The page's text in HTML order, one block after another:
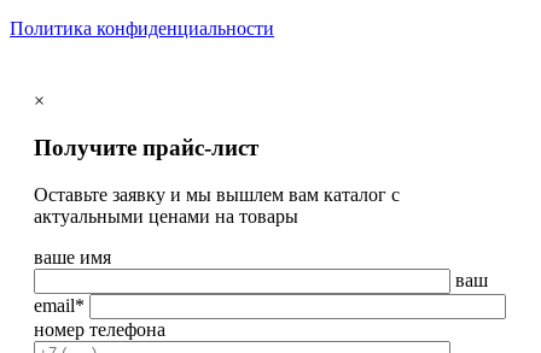
Политика конфиденциальности
×
Получите прайс-лист
Оставьте заявку и мы вышлем вам каталог с
актуальными ценами на товары
ваше имя
ваш
email*
номер телефона